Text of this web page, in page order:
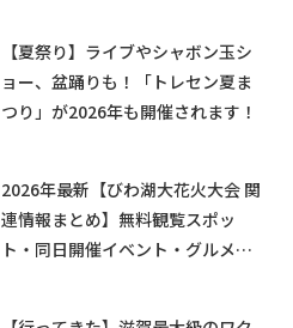
【夏祭り】ライブやシャボン玉シ
ョー、盆踊りも！「トレセン夏ま
つり」が2026年も開催されます！
2026年最新【びわ湖大花火大会 関
連情報まとめ】無料観覧スポッ
ト・同日開催イベント・グルメマ